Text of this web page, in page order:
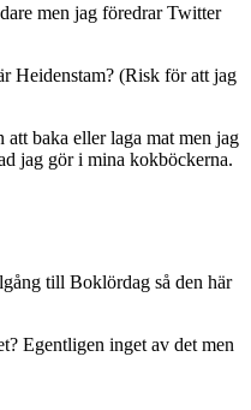
men jag föredrar Twitter
Heidenstam? (Risk för att jag
att baka eller laga mat men jag
jag gör i mina kokböckerna.
till Boklördag så den här
Egentligen inget av det men